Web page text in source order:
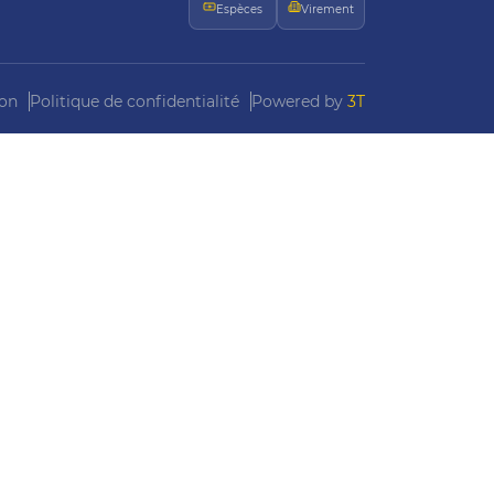
Espèces Virement
Politique de confidentialité Powered by 3T